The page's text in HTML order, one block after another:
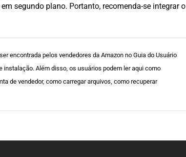
segundo plano. Portanto, recomenda-se integrar o
encontrada pelos vendedores da Amazon no Guia do Usuário
Além disso, os usuários podem ler aqui como
de vendedor, como carregar arquivos, como recuperar